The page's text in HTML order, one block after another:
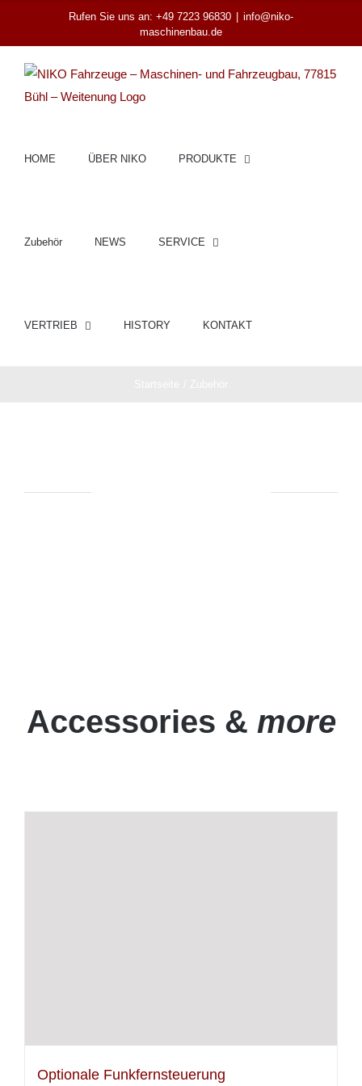
Rufen Sie uns an: +49 7223 96830
info@niko-
maschinenbau.de
HOME ÜBER NIKO PRODUKTE
Zubehör NEWS SERVICE
VERTRIEB HISTORY KONTAKT
Accessories & more
Optionale Funkfernsteuerung